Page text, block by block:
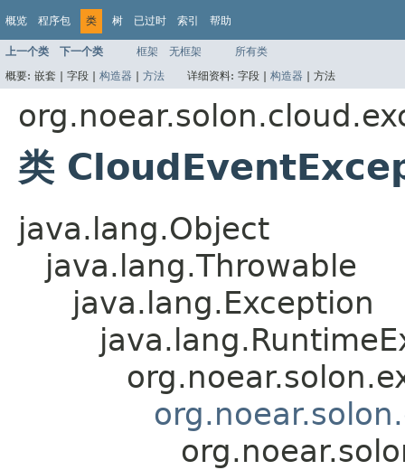
概览 程序包 类 树 已过时 索引 帮助
上一个类 下一个类 框架 无框架
所有类
概要: 嵌套 | 字段 | 构造器 | 方法 详细资料: 字段 | 构造器 | 方法
类
java.lang.Object
java.lang.Throwable
java.lang.Exception